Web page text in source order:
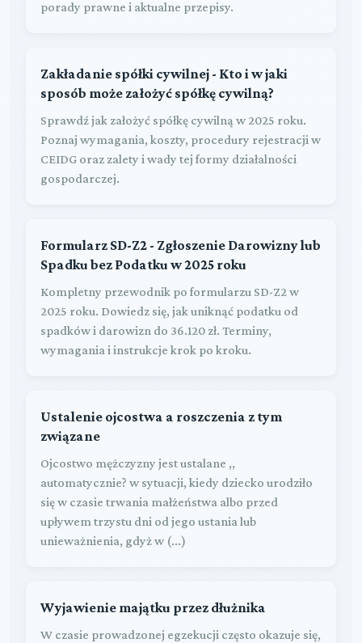
porady prawne i aktualne przepisy.
Zakładanie spółki cywilnej - Kto i w jaki
sposób może założyć spółkę cywilną?
Sprawdź jak założyć spółkę cywilną w 2025 roku.
Poznaj wymagania, koszty, procedury rejestracji w
CEIDG oraz zalety i wady tej formy działalności
gospodarczej.
Formularz SD-Z2 - Zgłoszenie Darowizny lub
Spadku bez Podatku w 2025 roku
Kompletny przewodnik po formularzu SD-Z2 w
2025 roku. Dowiedz się, jak uniknąć podatku od
spadków i darowizn do 36.120 zł. Terminy,
wymagania i instrukcje krok po kroku.
Ustalenie ojcostwa a roszczenia z tym
związane
Ojcostwo mężczyzny jest ustalane ,,
automatycznie? w sytuacji, kiedy dziecko urodziło
się w czasie trwania małżeństwa albo przed
upływem trzystu dni od jego ustania lub
unieważnienia, gdyż w (...)
Wyjawienie majątku przez dłużnika
W czasie prowadzonej egzekucji często okazuje się,